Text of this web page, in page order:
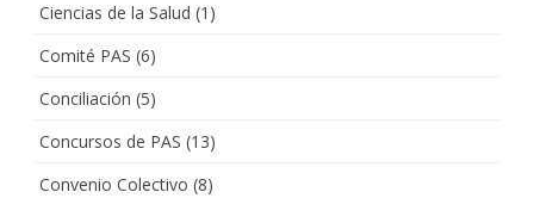
Ciencias de la Salud (1)
Comité PAS (6)
Conciliación (5)
Concursos de PAS (13)
Convenio Colectivo (8)